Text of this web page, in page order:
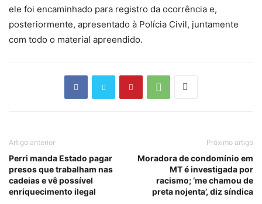
ele foi encaminhado para registro da ocorrência e,
posteriormente, apresentado à Polícia Civil, juntamente
com todo o material apreendido.
Artigo anterior
Perri manda Estado pagar
presos que trabalham nas
cadeias e vê possível
enriquecimento ilegal
Próximo artigo
Moradora de condomínio em
MT é investigada por
racismo; ‘me chamou de
preta nojenta’, diz síndica